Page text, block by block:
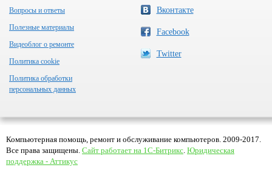
Вопросы и ответы
Полезные материалы
Видеоблог о ремонте
Политика cookie
Политика обработки
персональных данных
Вконтакте
Facebook
Twitter
Компьютерная помощь, ремонт и обслуживание компьютеров. 2009-2017.
Все права защищены. Сайт работает на 1С-Битрикс Юридическая
поддержка - Аттикус